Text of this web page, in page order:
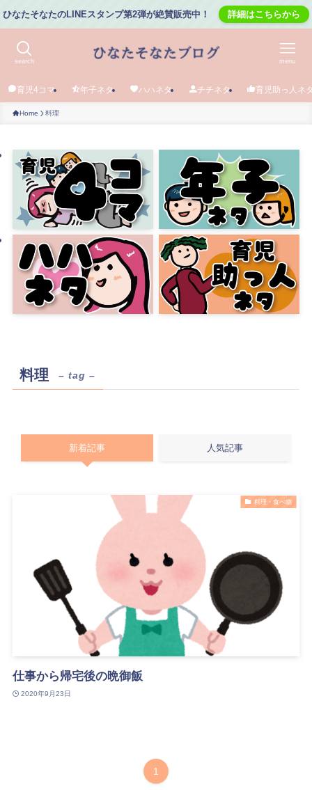
ひなたそなたのLINEスタンプ第2弾が絶賛販売中！ 詳細はこちらから
search menu
育児4コマ 年子ネタ ハハネタ チチネタ 育児助っ人ネ
Home 料理
料理 – tag –
新着記事 人気記事
料理・食べ物
仕事から帰宅後の晩御飯
2020年9月23日
1